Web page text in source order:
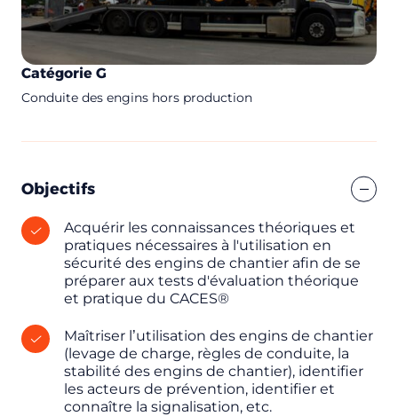
Catégorie G
Conduite des engins hors production
Objectifs
Acquérir les connaissances théoriques et
pratiques nécessaires à l'utilisation en
sécurité des engins de chantier afin de se
préparer aux tests d'évaluation théorique
et pratique du CACES®
Maîtriser l’utilisation des engins de chantier
(levage de charge, règles de conduite, la
stabilité des engins de chantier), identifier
les acteurs de prévention, identifier et
connaître la signalisation, etc.